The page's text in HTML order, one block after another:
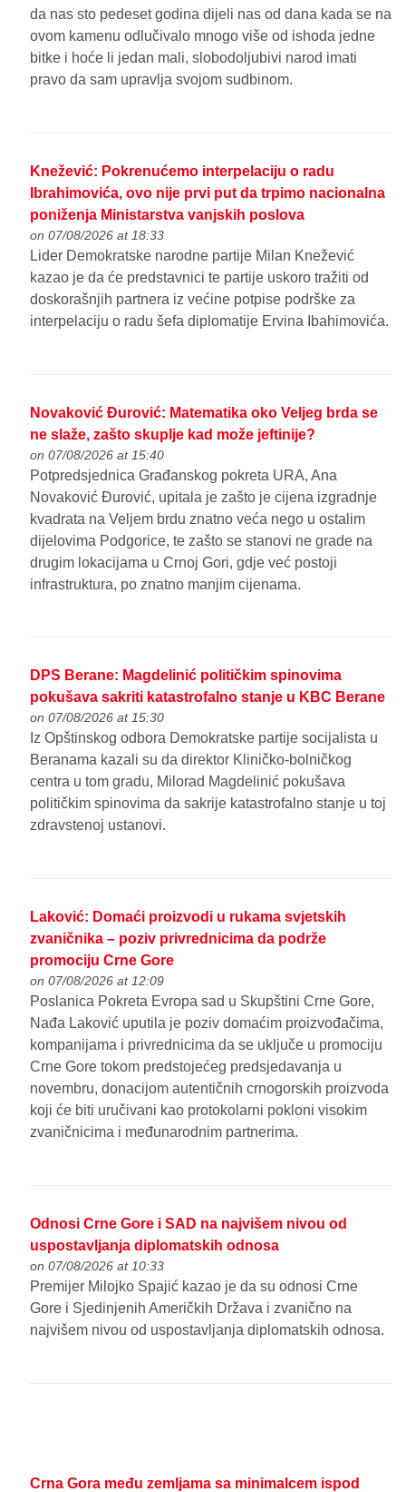
da nas sto pedeset godina dijeli nas od dana kada se na
ovom kamenu odlučivalo mnogo više od ishoda jedne
bitke i hoće li jedan mali, slobodoljubivi narod imati
pravo da sam upravlja svojom sudbinom.
Knežević: Pokrenućemo interpelaciju o radu
Ibrahimovića, ovo nije prvi put da trpimo nacionalna
poniženja Ministarstva vanjskih poslova
on 07/08/2026 at 18:33
Lider Demokratske narodne partije Milan Knežević
kazao je da će predstavnici te partije uskoro tražiti od
doskorašnjih partnera iz većine potpise podrške za
interpelaciju o radu šefa diplomatije Ervina Ibahimovića.
Novaković Đurović: Matematika oko Veljeg brda se
ne slaže, zašto skuplje kad može jeftinije?
on 07/08/2026 at 15:40
Potpredsjednica Građanskog pokreta URA, Ana
Novaković Đurović, upitala je zašto je cijena izgradnje
kvadrata na Veljem brdu znatno veća nego u ostalim
dijelovima Podgorice, te zašto se stanovi ne grade na
drugim lokacijama u Crnoj Gori, gdje već postoji
infrastruktura, po znatno manjim cijenama.
DPS Berane: Magdelinić političkim spinovima
pokušava sakriti katastrofalno stanje u KBC Berane
on 07/08/2026 at 15:30
Iz Opštinskog odbora Demokratske partije socijalista u
Beranama kazali su da direktor Kliničko-bolničkog
centra u tom gradu, Milorad Magdelinić pokušava
političkim spinovima da sakrije katastrofalno stanje u toj
zdravstenoj ustanovi.
Laković: Domaći proizvodi u rukama svjetskih
zvaničnika – poziv privrednicima da podrže
promociju Crne Gore
on 07/08/2026 at 12:09
Poslanica Pokreta Evropa sad u Skupštini Crne Gore,
Nađa Laković uputila je poziv domaćim proizvođačima,
kompanijama i privrednicima da se uključe u promociju
Crne Gore tokom predstojećeg predsjedavanja u
novembru, donacijom autentičnih crnogorskih proizvoda
koji će biti uručivani kao protokolarni pokloni visokim
zvaničnicima i međunarodnim partnerima.
Odnosi Crne Gore i SAD na najvišem nivou od
uspostavljanja diplomatskih odnosa
on 07/08/2026 at 10:33
Premijer Milojko Spajić kazao je da su odnosi Crne
Gore i Sjedinjenih Američkih Država i zvanično na
najvišem nivou od uspostavljanja diplomatskih odnosa.
Crna Gora među zemljama sa minimalcem ispod